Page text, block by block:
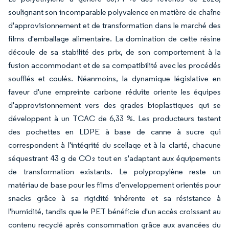
soulignant son incomparable polyvalence en matière de chaîne
d'approvisionnement et de transformation dans le marché des
films d'emballage alimentaire. La domination de cette résine
découle de sa stabilité des prix, de son comportement à la
fusion accommodant et de sa compatibilité avec les procédés
soufflés et coulés. Néanmoins, la dynamique législative en
faveur d'une empreinte carbone réduite oriente les équipes
d'approvisionnement vers des grades bioplastiques qui se
développent à un TCAC de 6,33 %. Les producteurs testent
des pochettes en LDPE à base de canne à sucre qui
correspondent à l'intégrité du scellage et à la clarté, chacune
séquestrant 43 g de CO₂ tout en s'adaptant aux équipements
de transformation existants. Le polypropylène reste un
matériau de base pour les films d'enveloppement orientés pour
snacks grâce à sa rigidité inhérente et sa résistance à
l'humidité, tandis que le PET bénéficie d'un accès croissant au
contenu recyclé après consommation grâce aux avancées du